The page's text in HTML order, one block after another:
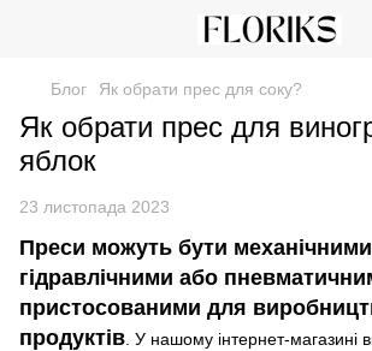
Блог Як обрати прес для соку?
Як обрати прес для
яблок
23 листопада 2023
Преси можуть бути
гідравлічними або
пристосованими для
продуктів . У нашому інтернет-магазині